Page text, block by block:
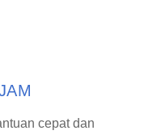
cepat dan